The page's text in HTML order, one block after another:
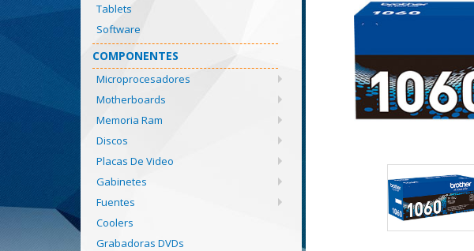
Tablets
Software
COMPONENTES
Microprocesadores
Motherboards
Memoria Ram
Discos
Placas De Video
Gabinetes
Fuentes
Coolers
Grabadoras DVDs